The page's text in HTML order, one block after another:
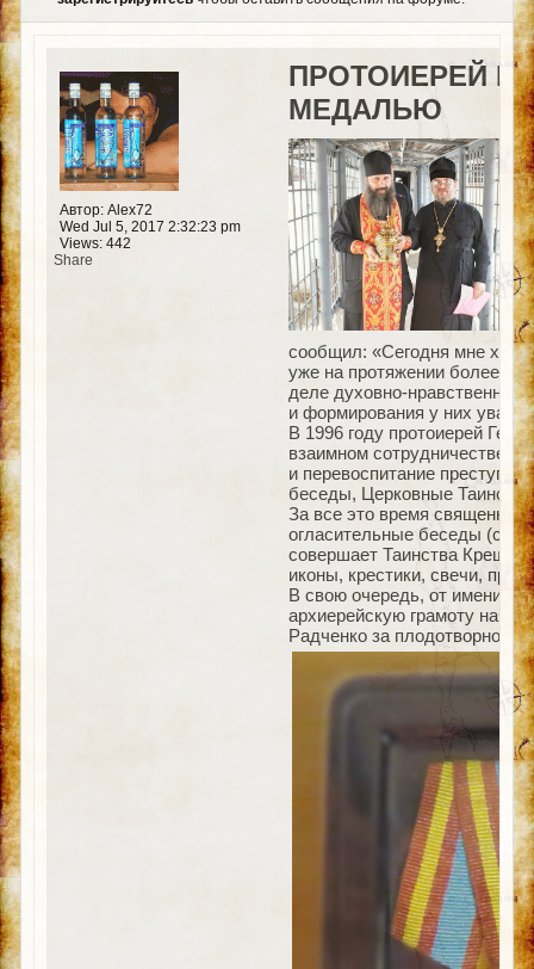
Автор: Alex72
Wed Jul 5, 2017 2:32:23 pm
Views: 442
Share
ПРОТОИЕРЕЙ
МЕДАЛЬЮ
сообщил: «Сегодня мне
уже на протяжении более
деле духовно-
и формирования у них
В 1996 году протоиерей
взаимном сотрудничестве,
и перевоспитание
беседы, Церковные
За все это время
огласительные беседы (с
совершает Таинства
иконы, крестики, свечи,
В свою очередь, от имени
архиерейскую грамоту
Радченко за плодотворное